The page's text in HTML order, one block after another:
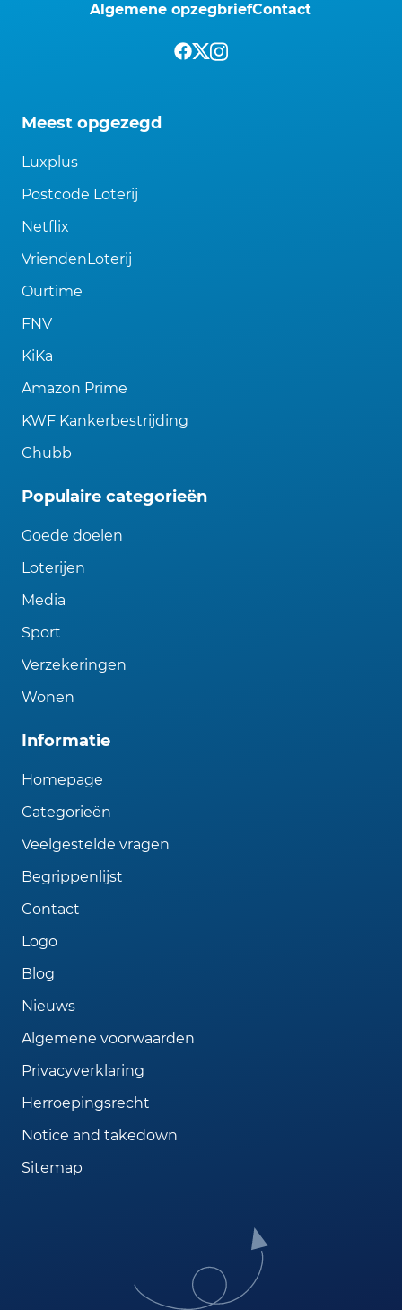
Algemene opzegbriefContact
Meest opgezegd
Luxplus
Postcode Loterij
Netflix
VriendenLoterij
Ourtime
FNV
KiKa
Amazon Prime
KWF Kankerbestrijding
Chubb
Populaire categorieën
Goede doelen
Loterijen
Media
Sport
Verzekeringen
Wonen
Informatie
Homepage
Categorieën
Veelgestelde vragen
Begrippenlijst
Contact
Logo
Blog
Nieuws
Algemene voorwaarden
Privacyverklaring
Herroepingsrecht
Notice and takedown
Sitemap